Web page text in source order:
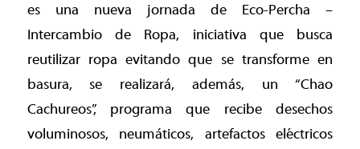
es una nueva jornada de Eco-Percha –
Intercambio de Ropa, iniciativa que busca
reutilizar ropa evitando que se transforme en
basura, se realizará, además, un “Chao
Cachureos”, programa que recibe desechos
voluminosos, neumáticos, artefactos eléctricos